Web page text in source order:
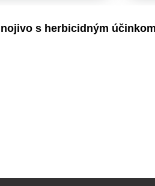
s herbicidným